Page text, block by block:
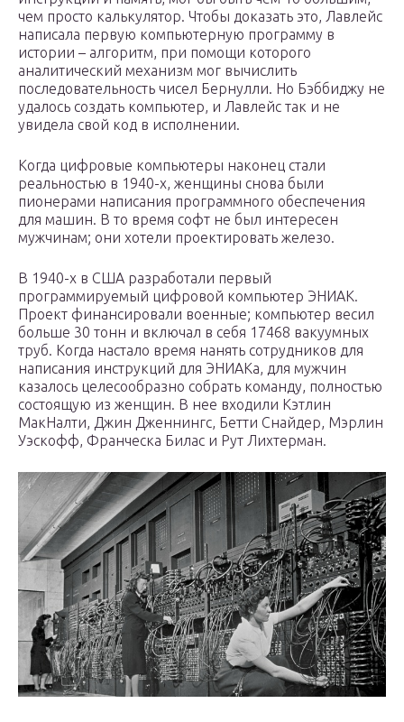
чем просто калькулятор. Чтобы доказать это, Лавлейс
написала первую компьютерную программу в
истории – алгоритм, при помощи которого
аналитический механизм мог вычислить
последовательность чисел Бернулли. Но Бэббиджу не
удалось создать компьютер, и Лавлейс так и не
увидела свой код в исполнении.
Когда цифровые компьютеры наконец стали
реальностью в 1940-х, женщины снова были
пионерами написания программного обеспечения
для машин. В то время софт не был интересен
мужчинам; они хотели проектировать железо.
В 1940-х в США разработали первый
программируемый цифровой компьютер ЭНИАК.
Проект финансировали военные; компьютер весил
больше 30 тонн и включал в себя 17468 вакуумных
труб. Когда настало время нанять сотрудников для
написания инструкций для ЭНИАКа, для мужчин
казалось целесообразно собрать команду, полностью
состоящую из женщин. В нее входили Кэтлин
МакНалти, Джин Дженнингс, Бетти Снайдер, Мэрлин
Уэскофф, Франческа Билас и Рут Лихтерман.